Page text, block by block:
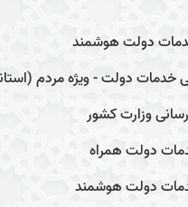
دولت هوشمند
خدمات دولت - ویژه مردم
رسانی وزارت کشور
دولت همراه
دولت هوشمند